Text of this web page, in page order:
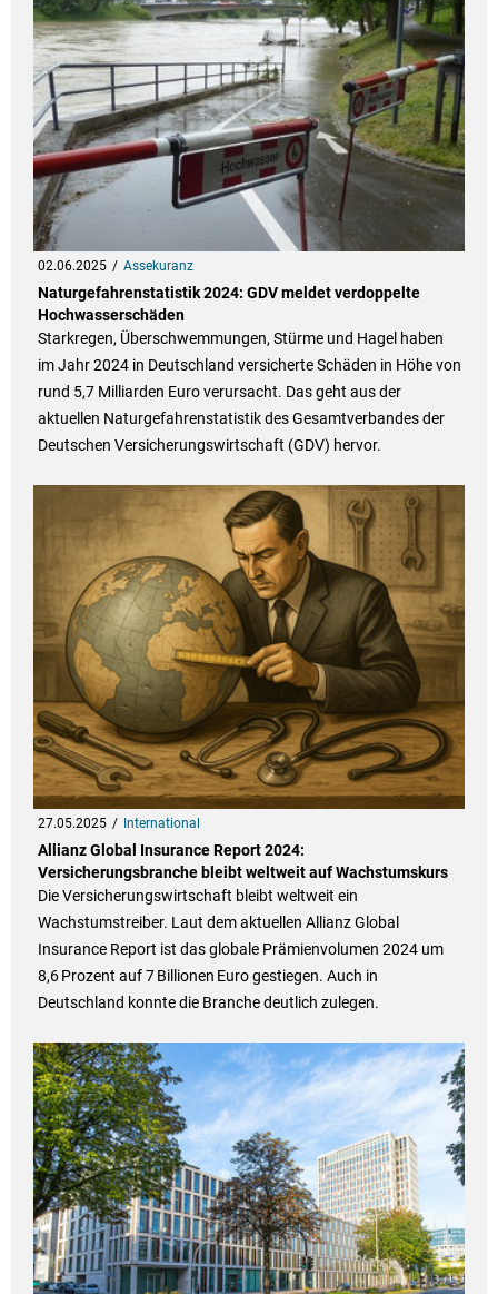
02.06.2025 Assekuranz
Naturgefahrenstatistik 2024: GDV meldet verdoppelte
Hochwasserschäden
Starkregen, Überschwemmungen, Stürme und Hagel haben
im Jahr 2024 in Deutschland versicherte Schäden in Höhe von
rund 5,7 Milliarden Euro verursacht. Das geht aus der
aktuellen Naturgefahrenstatistik des Gesamtverbandes der
Deutschen Versicherungswirtschaft (GDV) hervor.
27.05.2025 International
Allianz Global Insurance Report 2024:
Versicherungsbranche bleibt weltweit auf Wachstumskurs
Die Versicherungswirtschaft bleibt weltweit ein
Wachstumstreiber. Laut dem aktuellen Allianz Global
Insurance Report ist das globale Prämienvolumen 2024 um
8,6 Prozent auf 7 Billionen Euro gestiegen. Auch in
Deutschland konnte die Branche deutlich zulegen.